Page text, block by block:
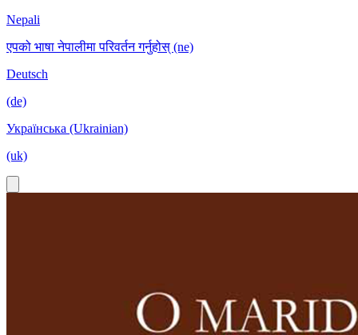
Nepali
एपको भाषा नेपालीमा परिवर्तन गर्नुहोस् (ne)
Deutsch
(de)
Українська (Ukrainian)
(uk)